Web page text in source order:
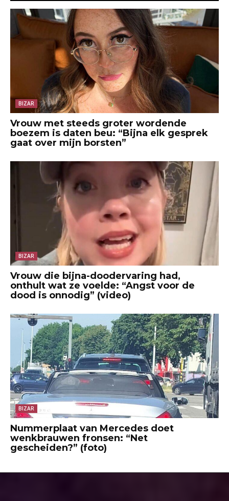
BIZAR
Vrouw met steeds groter wordende
boezem is daten beu: “Bijna elk gesprek
gaat over mijn borsten”
BIZAR
Vrouw die bijna-doodervaring had,
onthult wat ze voelde: “Angst voor de
dood is onnodig” (video)
BIZAR
Nummerplaat van Mercedes doet
wenkbrauwen fronsen: “Net
gescheiden?” (foto)